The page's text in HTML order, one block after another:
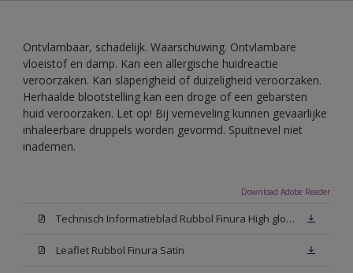
Ontvlambaar, schadelijk. Waarschuwing. Ontvlambare
vloeistof en damp. Kan een allergische huidreactie
veroorzaken. Kan slaperigheid of duizeligheid veroorzaken.
Herhaalde blootstelling kan een droge of een gebarsten
huid veroorzaken. Let op! Bij verneveling kunnen gevaarlijke
inhaleerbare druppels worden gevormd. Spuitnevel niet
inademen.
Download Adobe Reader
Technisch Informatieblad Rubbol Finura High gloss (PDF)
Leaflet Rubbol Finura Satin